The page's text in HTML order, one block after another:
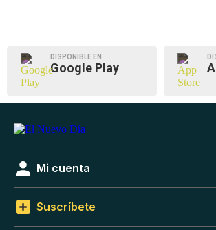
DISPONIBLE EN
Google Play
Mi cuenta
Suscríbete